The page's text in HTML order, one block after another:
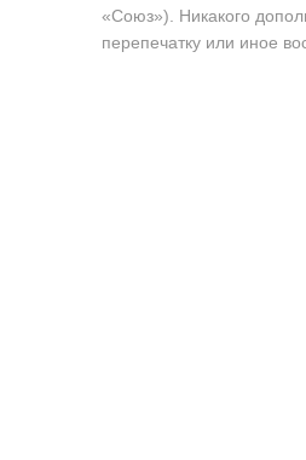
«Союз»). Никакого
перепечатку или иное